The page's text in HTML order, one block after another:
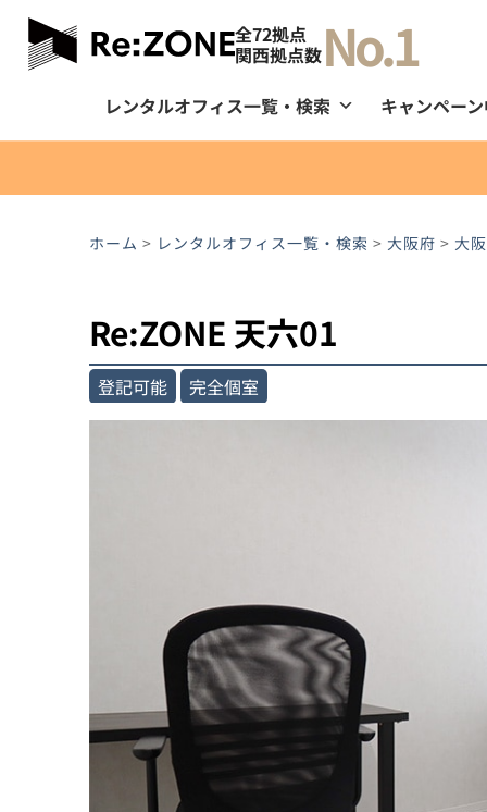
全72拠点
関西拠点数No.1
レンタルオフィス一覧・検索 キャンペー
ホーム > レンタルオフィス一覧・検索 > 大阪府 > 大
Re:ZONE 天六01
登記可能 完全個室